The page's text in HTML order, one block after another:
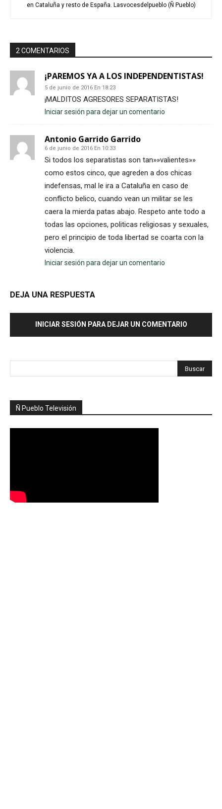
en Cataluña y resto de España. Lasvocesdelpueblo (Ñ Pueblo)
2 COMENTARIOS
¡PAREMOS YA A LOS INDEPENDENTISTAS!
5 de junio de 2016 En 18:23
¡MALDITOS AGRESORES SEPARATISTAS!
Iniciar sesión para dejar un comentario
Antonio Garrido Garrido
6 de junio de 2016 En 10:33
Si todos los separatistas son tan»»valientes»»
como estos cinco, que agreden a dos chicas
indefensas, mal le ira a Cataluña en caso de
conflicto belico, cuando vean un militar se les
caera la mierda patas abajo. Respeto ante todo a
todas las opciones, politicas religiosas y sexuales,
pero el principio de toda libertad se coarta con la
violencia.
Iniciar sesión para dejar un comentario
DEJA UNA RESPUESTA
INICIAR SESIÓN PARA DEJAR UN COMENTARIO
Ñ Pueblo Televisión